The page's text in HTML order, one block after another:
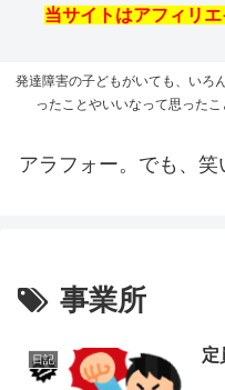
当サイトはアフィリ
発達障害の子どもがいても、いろ
ったことやいいなって思った
アラフォー。でも、
事業所
日記 定